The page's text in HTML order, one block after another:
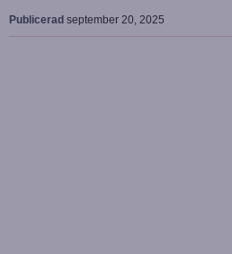
Publicerad september 20, 2025